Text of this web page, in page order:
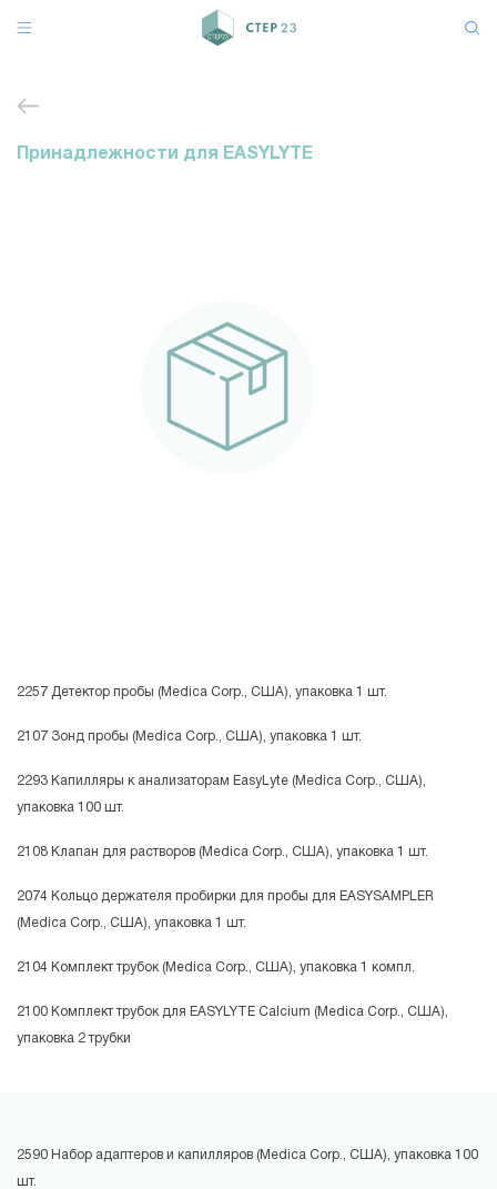
Принадлежности для EASYLYTE
2257 Детектор пробы (Medica Corp., США), упаковка 1 шт.
2107 Зонд пробы (Medica Corp., США), упаковка 1 шт.
2293 Капилляры к анализаторам EasyLyte (Medica Corp., США),
упаковка 100 шт.
2108 Клапан для растворов (Medica Corp., США), упаковка 1 шт.
2074 Кольцо держателя пробирки для пробы для EASYSAMPLER
(Medica Corp., США), упаковка 1 шт.
2104 Комплект трубок (Medica Corp., США), упаковка 1 компл.
2100 Комплект трубок для EASYLYTE Calcium (Medica Corp., США),
упаковка 2 трубки
2590 Набор адаптеров и капилляров (Medica Corp., США), упаковка 100
шт.